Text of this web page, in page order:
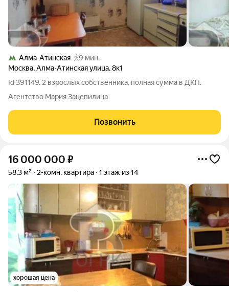
Алма-Атинская
9 мин.
Москва,Алма-Атинская улица,8к1
Id 391149. 2 взрослых собственника, полная сумма в ДКП.
Агентство Мария Зацепилина
Позвонить
16 000 000 ₽
58,3 м² 2-комн. квартира 1 этаж из 14
хорошая цена